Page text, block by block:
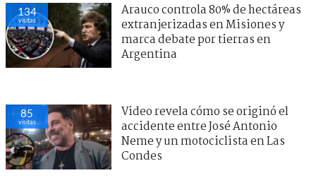
134
visitas
Arauco controla 80% de hectáreas
extranjerizadas en Misiones y
marca debate por tierras en
Argentina
85
visitas
Video revela cómo se originó el
accidente entre José Antonio
Neme y un motociclista en Las
Condes